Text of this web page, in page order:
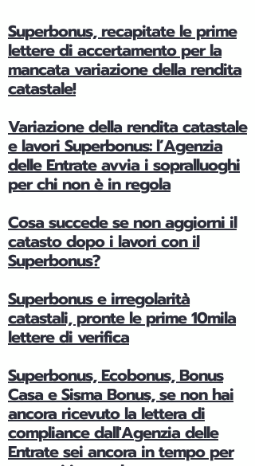
Superbonus, recapitate le prime
lettere di accertamento per la
mancata variazione della rendita
catastale!
Variazione della rendita catastale
e lavori Superbonus: l’Agenzia
delle Entrate avvia i sopralluoghi
per chi non è in regola
Cosa succede se non aggiorni il
catasto dopo i lavori con il
Superbonus?
Superbonus e irregolarità
catastali, pronte le prime 10mila
lettere di verifica
Superbonus, Ecobonus, Bonus
Casa e Sisma Bonus, se non hai
ancora ricevuto la lettera di
compliance dall'Agenzia delle
Entrate sei ancora in tempo per